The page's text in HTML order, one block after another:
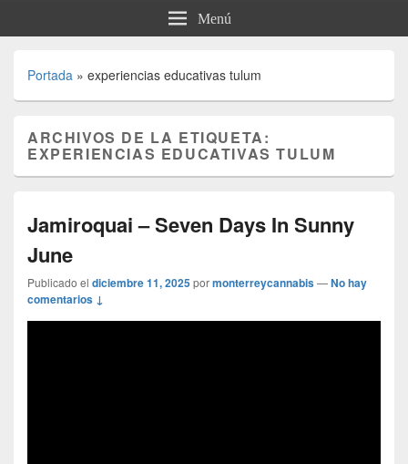
Menú
Portada » experiencias educativas tulum
ARCHIVOS DE LA ETIQUETA:
EXPERIENCIAS EDUCATIVAS TULUM
Jamiroquai – Seven Days In Sunny
June
Publicado el diciembre 11, 2025pormonterreycannabis—No hay
comentarios ↓